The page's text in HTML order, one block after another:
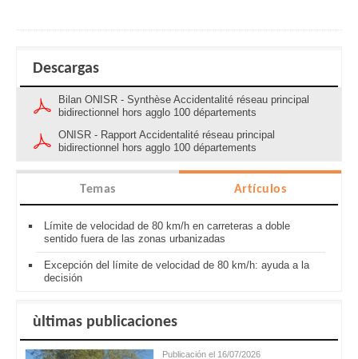
Descargas
Bilan ONISR - Synthèse Accidentalité réseau principal
bidirectionnel hors agglo 100 départements
ONISR - Rapport Accidentalité réseau principal
bidirectionnel hors agglo 100 départements
Temas Artículos
Límite de velocidad de 80 km/h en carreteras a doble
sentido fuera de las zonas urbanizadas
Excepción del límite de velocidad de 80 km/h: ayuda a la
decisión
ùltimas publicaciones
Publicación el 16/07/2026